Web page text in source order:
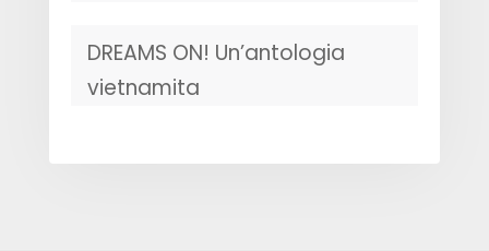
DREAMS ON! Un’antologia
vietnamita